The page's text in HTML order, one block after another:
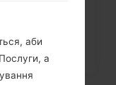
аби
а